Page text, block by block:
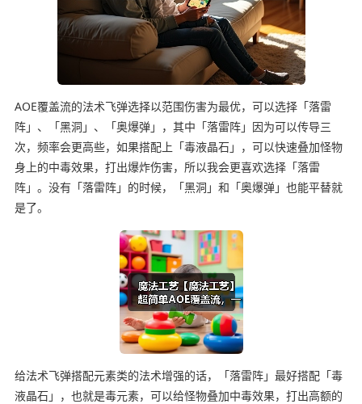
AOE覆盖流的法术飞弹选择以范围伤害为最优，可以选择「落雷
阵」、「黑洞」、「奥爆弹」，其中「落雷阵」因为可以传导三
次，频率会更高些，如果搭配上「毒液晶石」，可以快速叠加怪物
身上的中毒效果，打出爆炸伤害，所以我会更喜欢选择「落雷
阵」。没有「落雷阵」的时候，「黑洞」和「奥爆弹」也能平替就
是了。
给法术飞弹搭配元素类的法术增强的话，「落雷阵」最好搭配「毒
液晶石」，也就是毒元素，可以给怪物叠加中毒效果，打出高额的